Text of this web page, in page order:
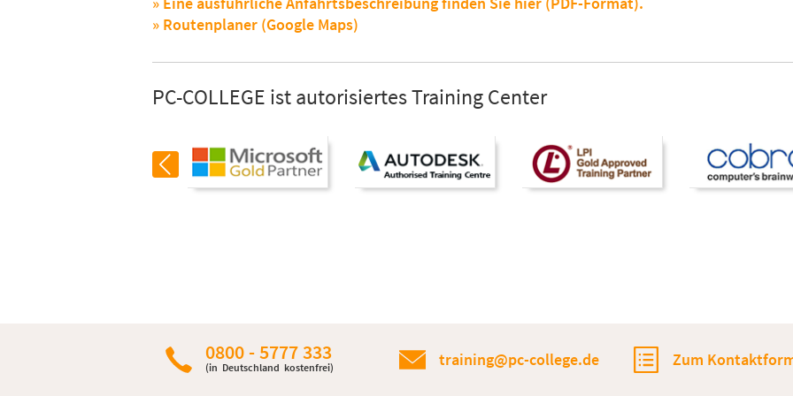
» Routenplaner (Google Maps)
PC-COLLEGE ist autorisiertes Training Center
0800 - 5777 333
(in Deutschland kostenfrei) training@pc-college.de Zum